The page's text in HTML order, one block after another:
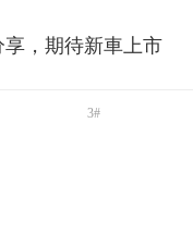
，期待新車上市
3#